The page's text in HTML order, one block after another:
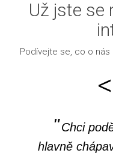
Už jste se
Podívejte se, co o
<
"Chci
hlavně